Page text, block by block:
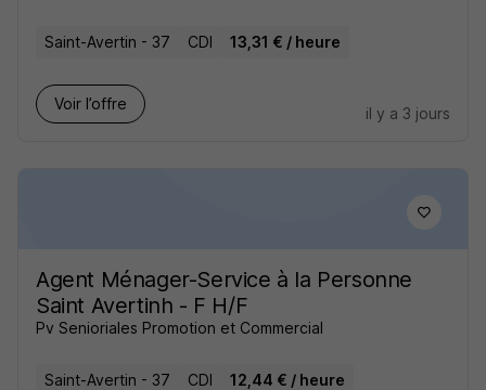
Saint-Avertin - 37 CDI 13,31 € / heure
Voir l’offre
il y a 3 jours
Agent Ménager-Service à la Personne
Saint Avertinh - F H/F
Pv Senioriales Promotion et Commercial
Saint-Avertin - 37 CDI 12,44 € / heure